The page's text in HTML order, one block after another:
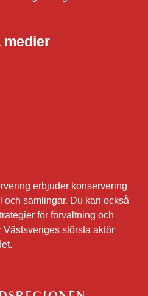
medier
erbjuder konservering
och samlingar. Du kan också
för förvaltning och
Västsveriges största aktör